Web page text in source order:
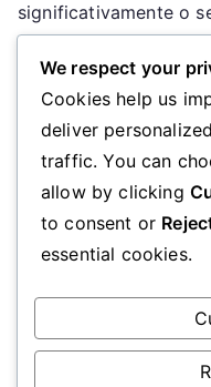
significativamente o
empregar abordagens
[…]
Read More
Posts
We respect your
Cookies help us
deliver
traffic. You can
allow by clicking
to consent or
essential cookies.